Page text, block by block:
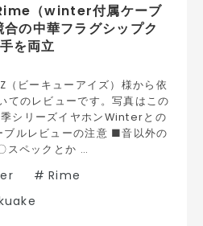
（winter付属ケーブ
の中華フラグシップク
を両立
（ビーキューアイズ）様から依
てのレビューです。写真はこの
シリーズイヤホンWinterとの
ブルレビューの注意 ■音以外の
スペックとか …
# Rime